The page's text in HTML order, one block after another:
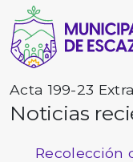
Acta 199-23
Noticias
Recolección